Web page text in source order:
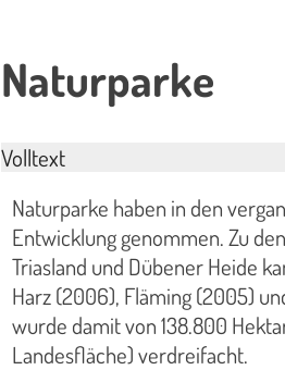
Naturparke
Volltext
Naturparke haben in den
Entwicklung genommen. Zu
Triasland und Dübener Heide
Harz (2006), Fläming (2005)
wurde damit von 138.800
Landesfläche) verdreifacht.